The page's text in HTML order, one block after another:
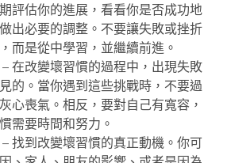
評估你的進展，看看你是否成功地
出必要的調整。不要讓失敗或挫折
而是從中學習，並繼續前進。
在改變壞習慣的過程中，出現失敗
的。當你遇到這些挑戰時，不要過
心喪氣。相反，要對自己有寬容，
需要時間和努力。
找到改變壞習慣的真正動機。你可